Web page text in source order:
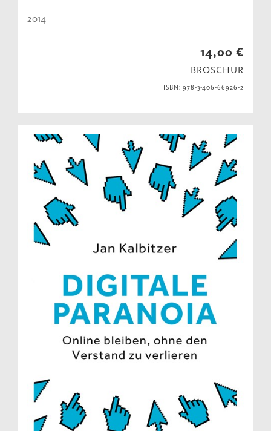
2014
14,00 €
BROSCHUR
ISBN: 978-3-406-66926-2